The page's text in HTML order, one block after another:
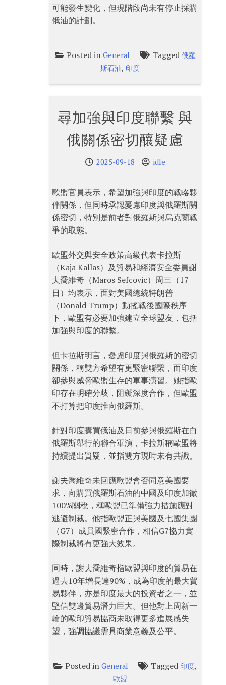
可能發生變化，但現階段尚未有停止採購
俄油的計劃。
Posted in General Tagged 俄羅
斯石油, 印度
尋加強與印度聯繫 與
俄關係密切釀疑慮
2025-09-18 idle
歐盟官員表示，希望加強與印度的戰略夥
伴關係，但同時承認憂慮印度與俄羅斯關
係密切，特別是前者對俄羅斯與烏克蘭戰
爭的取態。
歐盟外交與安全政策高級代表卡拉斯
（Kaja Kallas）及貿易和經濟安全委員謝
夫喬維奇（Maros Sefcovic）周三（17
日）均表示，面對美國總統特朗普
（Donald Trump）動搖戰後國際秩序
下，歐盟有必要加強建立全球盟友，包括
加強與印度的聯繫。
但卡拉斯明言，憂慮印度與俄羅斯的密切
關係，稱雙方希望有更緊密聯繫，而印度
卻參與威脅歐盟生存的軍事演習。她指歐
印存在明確分歧，阻礙深度合作，但歐盟
不打算把印度推向俄羅斯。
針對印度購買俄油及日前參與俄羅斯在白
俄羅斯舉行的聯合軍演，卡拉斯稱歐盟將
持續提出質疑，並指雙方現時未有共識。
謝夫喬維奇未回應歐盟會否同意美國要
求，向購買俄羅斯石油的中國及印度加徵
100%關稅，稱歐盟已準備強力措施應對
逃避制裁。他指歐盟正與美國及七國集團
（G7）成員國緊密合作，相信G7協力實
際制裁將有更強大效果。
同時，謝夫喬維奇指歐盟與印度的貿易在
過去10年增長達90%，成為印度的最大貿
易夥伴，亦是印度最大的投資者之一，並
堅信雙邊貿易潛力巨大。但他對上周新一
輪的歐印貿易協商未取得更多進展感失
望，強調協議需具商業意義及公平。
Posted inGeneral Tagged 印度,
歐盟